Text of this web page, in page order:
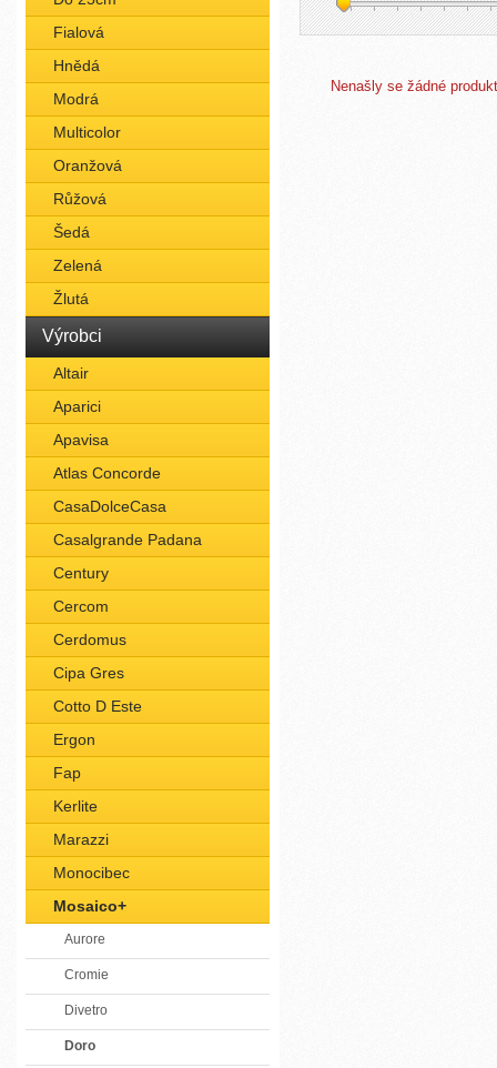
Fialová
Hnědá
Modrá
Multicolor
Oranžová
Růžová
Šedá
Zelená
Žlutá
Výrobci
Altair
Aparici
Apavisa
Atlas Concorde
CasaDolceCasa
Casalgrande Padana
Century
Cercom
Cerdomus
Cipa Gres
Cotto D Este
Ergon
Fap
Kerlite
Marazzi
Monocibec
Mosaico+
Aurore
Cromie
Divetro
Doro
Nenašly se žádné